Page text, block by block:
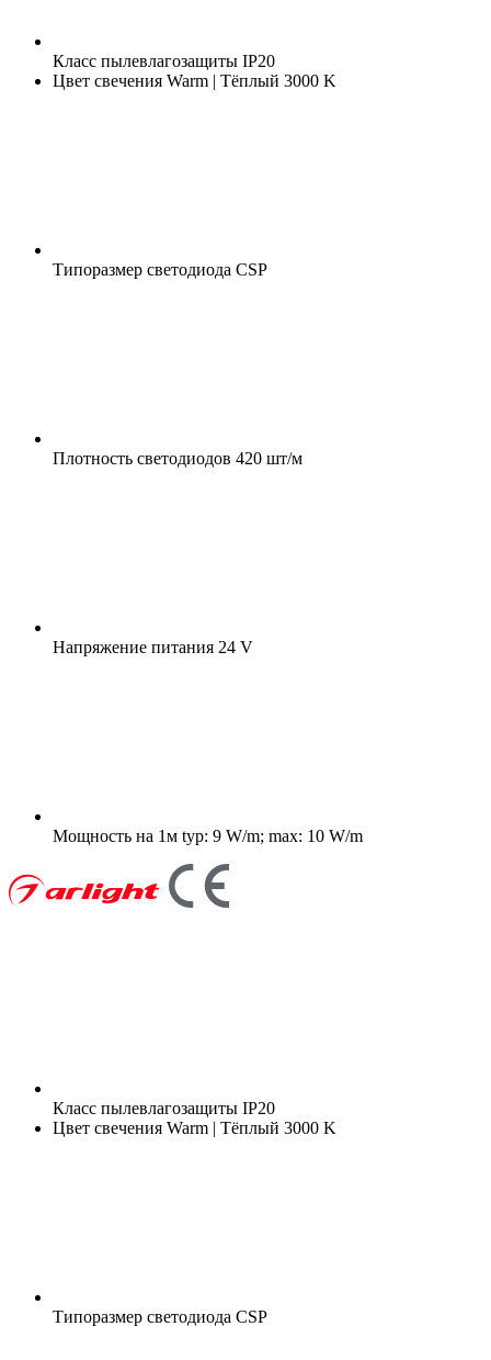
Класс пылевлагозащиты IP20
Цвет свечения Warm | Тёплый 3000 K
Типоразмер светодиода CSP
Плотность светодиодов 420 шт/м
Напряжение питания 24 V
Мощность на 1м typ: 9 W/m; max: 10 W/m
Класс пылевлагозащиты IP20
Цвет свечения Warm | Тёплый 3000 K
Типоразмер светодиода CSP